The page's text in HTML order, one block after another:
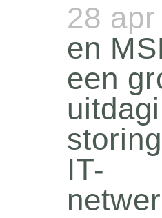
28 apr
en
een
IT-